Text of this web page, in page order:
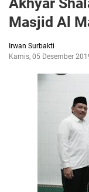
Masjid Al
Irwan Surbakti
Kamis, 05 Desember